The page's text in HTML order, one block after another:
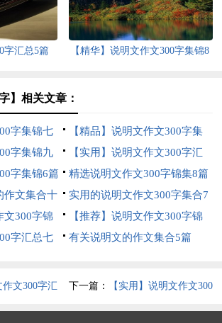
字汇总5篇
【精华】说明文作文300字集锦8
】相关文章：
字集锦七
【精品】说明文作文300字集
锦6篇
字集锦九
【实用】说明文作文300字汇
编10篇
字集锦6篇
精选说明文作文300字锦集8篇
作文集合十
实用的说明文作文300字集合7
篇
文300字锦
【推荐】说明文作文300字锦
集10篇
字汇总七
有关说明文的作文集合5篇
文300字汇 下一篇： 【实用】说明文作文300